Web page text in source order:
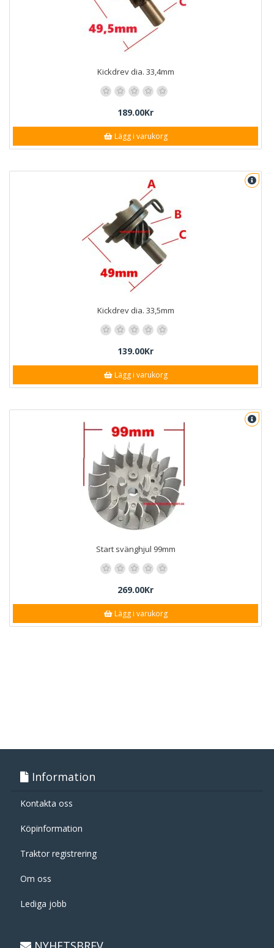
Kickdrev dia. 33,4mm
189.00Kr
Lägg i varukorg
Kickdrev dia. 33,5mm
139.00Kr
Lägg i varukorg
Start svänghjul 99mm
269.00Kr
Lägg i varukorg
Information
Kontakta oss
Köpinformation
Traktor registrering
Om oss
Lediga jobb